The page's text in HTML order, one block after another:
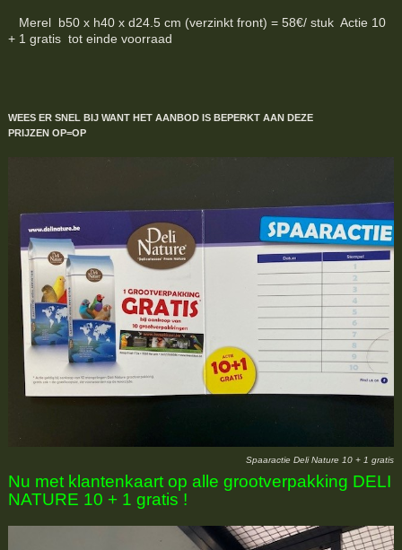
Merel b50 x h40 x d24.5 cm (verzinkt front) = 58€/ stuk Actie 10
+ 1 gratis tot einde voorraad
WEES ER SNEL BIJ WANT HET AANBOD IS BEPERKTAAN DEZE
PRIJZEN OP=OP
Spaaractie Deli Nature 10 + 1 gratis
Nu met klantenkaart op alle grootverpakking DELI
NATURE 10 + 1 gratis !